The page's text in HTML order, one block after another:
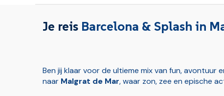
Transfer luchthaven-badplaats (bij vluchten)
Je reis Barcelona & Splash in
Ben jij klaar voor de ultieme mix van fun, avontuur
naar Malgrat de Mar, waar zon, zee en epische